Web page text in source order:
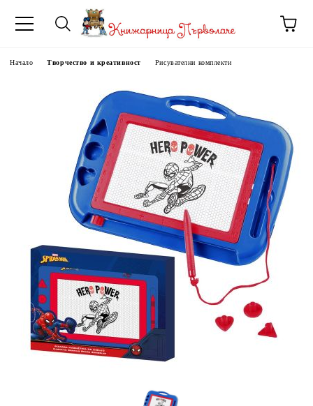
Начало Творчество и креативност Рисувателни комплекти